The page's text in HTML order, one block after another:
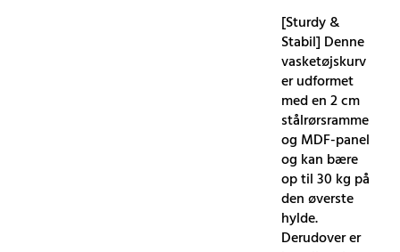
[Sturdy &
Stabil] Denne
vasketøjskurv
er udformet
med en 2 cm
stålrørsramme
og MDF-panel
og kan bære
op til 30 kg på
den øverste
hylde.
Derudover er